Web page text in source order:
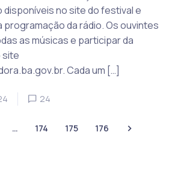
no site do festival e
programação da rádio. Os ouvintes
as músicas e participar da
site
Cada um […]
24
… 174 175 176